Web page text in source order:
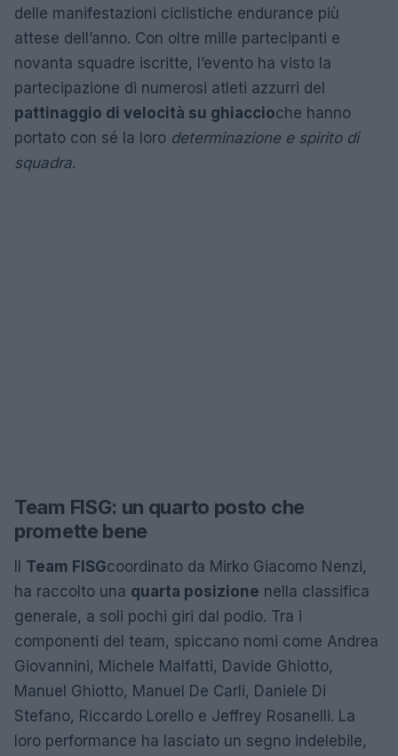
delle manifestazioni ciclistiche endurance più
attese dell’anno. Con oltre mille partecipanti e
novanta squadre iscritte, l’evento ha visto la
partecipazione di numerosi atleti azzurri del
pattinaggio di velocità su ghiaccioche hanno
portato con sé la loro determinazione e spirito di
squadra.
Team FISG: un quarto posto che
promette bene
Team FISGcoordinato da Mirko Giacomo Nenzi,
ha raccolto una quarta posizione nella classifica
generale, a soli pochi giri dal podio. Tra i
componenti del team, spiccano nomi come Andrea
Giovannini, Michele Malfatti, Davide Ghiotto,
Manuel Ghiotto, Manuel De Carli, Daniele Di
Stefano, Riccardo Lorello e Jeffrey Rosanelli. La
loro performance ha lasciato un segno indelebile,